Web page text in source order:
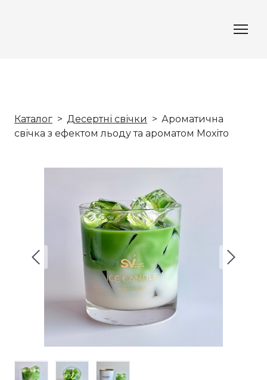
Каталог Десертні свічки
Ароматична
свічка з ефектом льоду та ароматом Мохіто